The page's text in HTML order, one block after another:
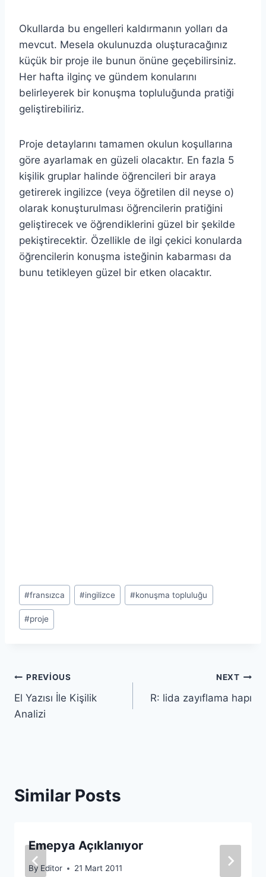
Okullarda bu engelleri kaldırmanın yolları da
mevcut. Mesela okulunuzda oluşturacağınız
küçük bir proje ile bunun önüne geçebilirsiniz.
Her hafta ilginç ve gündem konularını
belirleyerek bir konuşma topluluğunda pratiği
geliştirebiliriz.
Proje detaylarını tamamen okulun koşullarına
göre ayarlamak en güzeli olacaktır. En fazla 5
kişilik gruplar halinde öğrencileri bir araya
getirerek ingilizce (veya öğretilen dil neyse o)
olarak konuşturulması öğrencilerin pratiğini
geliştirecek ve öğrendiklerini güzel bir şekilde
pekiştirecektir. Özellikle de ilgi çekici konularda
öğrencilerin konuşma isteğinin kabarması da
bunu tetikleyen güzel bir etken olacaktır.
Post
Tags:
#fransızca #ingilizce #konuşma topluluğu
#proje
Yazı
gezinmesi
PREVIOUS
El Yazısı İle Kişilik
Analizi
NEXT
R: lida zayıflama hapı
Similar Posts
Emepya Açıklanıyor
By Editor 21 Mart 2011